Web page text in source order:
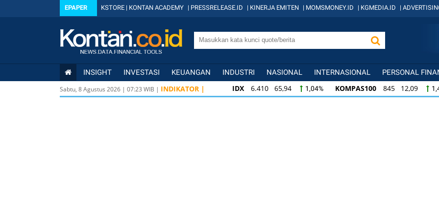
EPAPER KSTORE | KONTAN ACADEMY | PRESSRELEASE.ID | KINERJA EMITEN | MOMSMONEY.ID | KGMEDIA.ID |
INSIGHT INVESTASI KEUANGAN INDUSTRI NASIONAL INTERNASIONAL PERSONAL
Sabtu, 8 Agustus 2026 | 07:23 WIB | INDIKATOR | IDX 6.410 65,94 1,04% KOMPAS100 845 12,09
KOMPAS100
845 12,09 1,45% LQ45 640 9,44